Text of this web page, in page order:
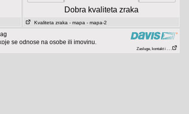
Dobra kvaliteta zraka
Kvaliteta zraka - mapa - mapa-2
se odnose na osobe ili imovinu.
Zasluge, kontakt i . . .